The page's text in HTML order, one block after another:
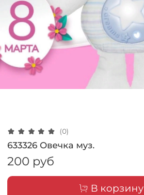
(0)
633326 Овечка муз.
200 руб
В корзину